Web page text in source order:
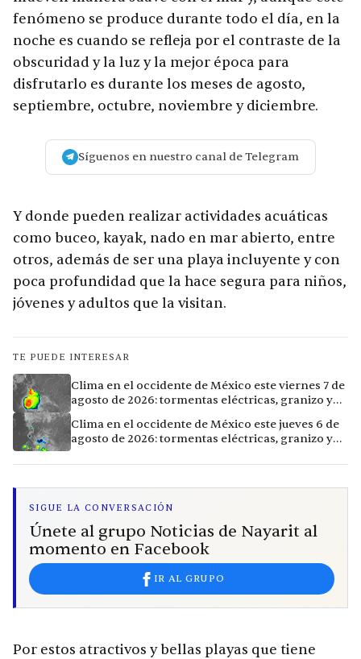
fenómeno se produce durante todo el día, en la
noche es cuando se refleja por el contraste de la
obscuridad y la luz y la mejor época para
disfrutarlo es durante los meses de agosto,
septiembre, octubre, noviembre y diciembre.
Síguenos en nuestro canal de Telegram
Y donde pueden realizar actividades acuáticas
como buceo, kayak, nado en mar abierto, entre
otros, además de ser una playa incluyente y con
poca profundidad que la hace segura para niños,
jóvenes y adultos que la visitan.
TE PUEDE INTERESAR
Clima en el occidente de México este viernes 7 de
agosto de 2026: tormentas eléctricas, granizo y
Clima en el occidente de México este jueves 6 de
agosto de 2026: tormentas eléctricas, granizo y
SIGUE LA CONVERSACIÓN
Únete al grupo Noticias de Nayarit al
momento en Facebook
IR AL GRUPO
Por estos atractivos y bellas playas que tiene